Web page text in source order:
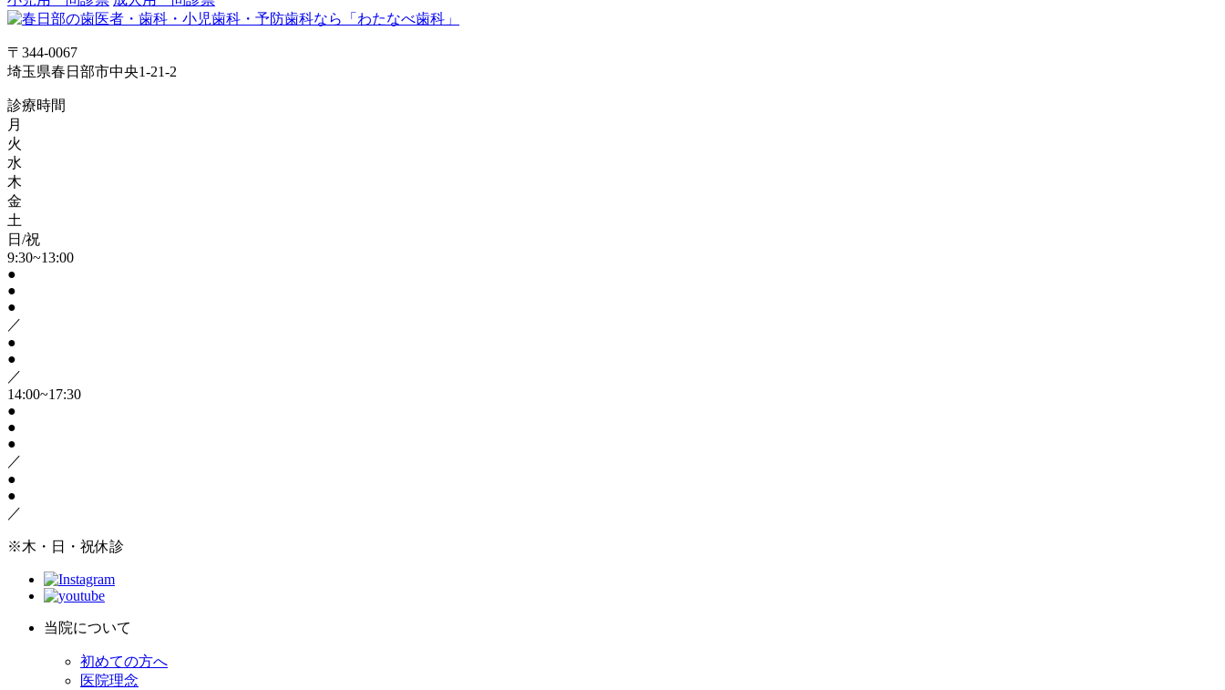
〒344-0067
埼玉県春日部市中央1-21-2
診療時間
月
火
水
木
金
土
日/祝
9:30~13:00
●
●
●
／
●
●
／
14:00~17:30
●
●
●
／
●
●
／
※木・日・祝休診
当院について
初めての方へ
医院理念